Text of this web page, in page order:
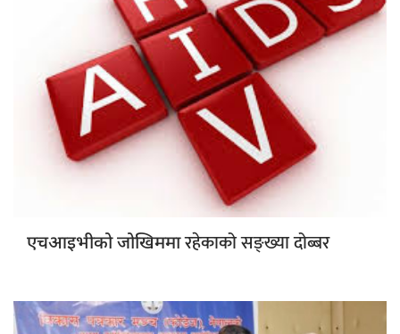
एचआइभीको जोखिममारहेकाको सङ्ख्या दोब्बर